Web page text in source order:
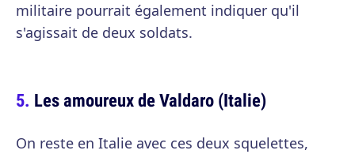
militaire pourrait également indiquer qu'il
s'agissait de deux soldats.
Les amoureux de Valdaro (Italie)
On reste en Italie avec ces deux squelettes,